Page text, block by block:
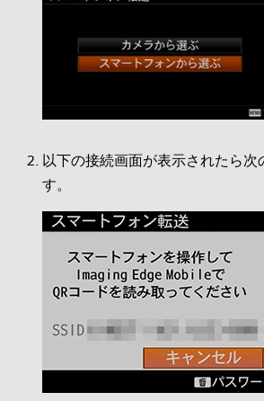
以下の接続画面が表示されたら次
す。